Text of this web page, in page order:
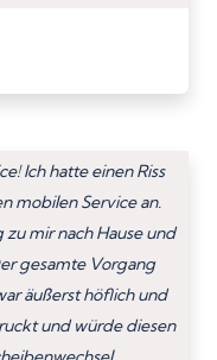
Ich hatte einen Riss
mobilen Service an.
mir nach Hause und
gesamte Vorgang
äußerst höflich und
und würde diesen